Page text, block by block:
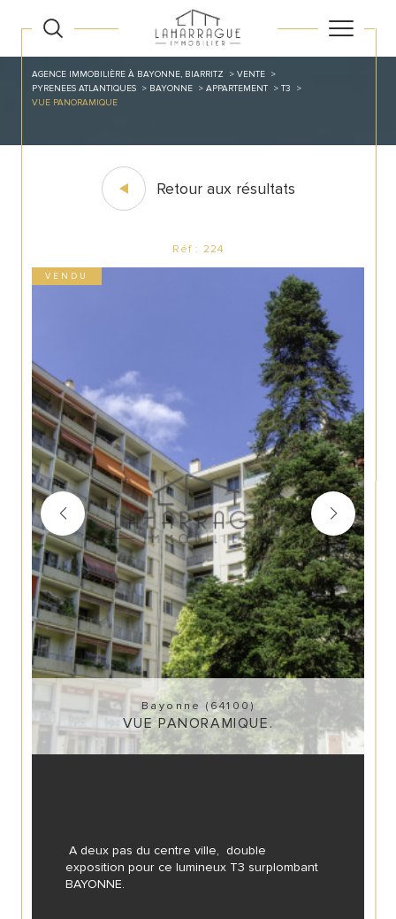
AGENCE IMMOBILIÈRE À BAYONNE, BIARRITZ
VENTE
PYRENEES ATLANTIQUES
BAYONNE APPARTEMENT
T3
VUE PANORAMIQUE
Retour aux résultats
Réf : 224
VENDU
Bayonne (64100)
VUE PANORAMIQUE.
A deux pas du centre ville,  double
exposition pour ce lumineux T3 surplombant
BAYONNE.